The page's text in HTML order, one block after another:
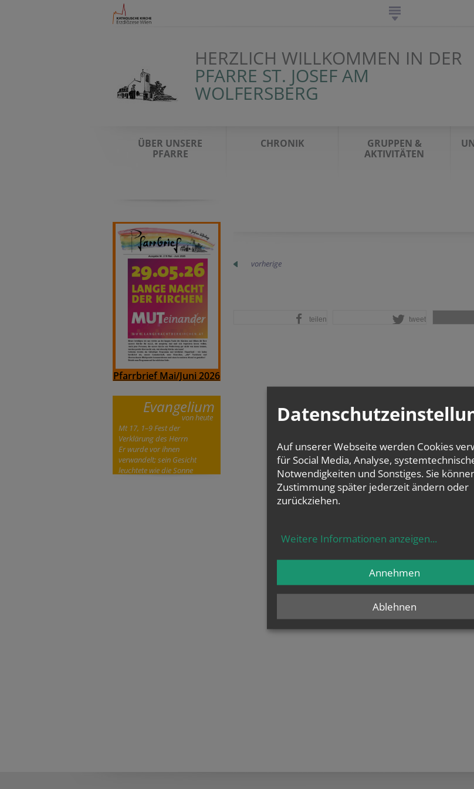
HERZLICH WILLKOMMEN IN DER
PFARRE ST. JOSEF AM
WOLFERSBERG
ÜBER UNSERE
PFARRE
CHRONIK
GRUPPEN &
AKTIVITÄTEN
Pfarrbrief Mai/Juni 2026
Evangelium
von heute
Mt 17, 1–9 Fest der
Verklärung des Herrn
Er wurde vor ihnen
verwandelt; sein Gesicht
leuchtete wie die Sonne
vorherige
teilen tweet
Auf unserer Webseite werden Cookies
für Social Media, Analyse,
Notwendigkeiten und Sonstiges. Sie
Zustimmung später jederzeit ändern oder
zurückziehen.
Weitere Informationen anzeigen...
Ablehnen
Annehmen